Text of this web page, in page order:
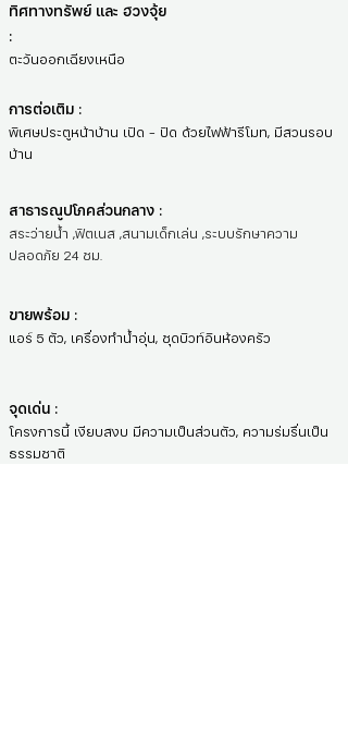
ทิศทางทรัพย์ และ ฮวงจุ้ย
:
ตะวันออกเฉียงเหนือ
การต่อเติม :
พิเศษประตูหน้าบ้าน เปิด - ปิด ด้วยไฟฟ้ารีโมท, มีสวนรอบ
บ้าน
สาธารณูปโภคส่วนกลาง :
สระว่ายน้ำ ,ฟิตเนส ,สนามเด็กเล่น ,ระบบรักษาความ
ปลอดภัย 24 ชม.
ขายพร้อม :
แอร์ 5 ตัว, เครื่องทำน้ำอุ่น, ชุดบิวท์อินห้องครัว
จุดเด่น :
โครงการนี้ เงียบสงบ มีความเป็นส่วนตัว, ความร่มรื่นเป็น
ธรรมชาติ